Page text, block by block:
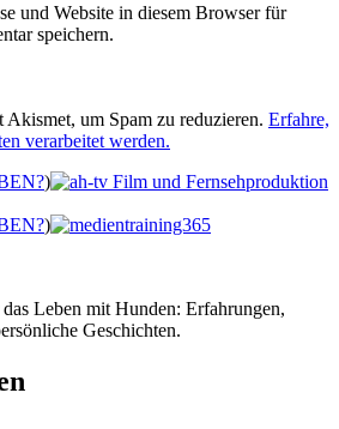
und Website in diesem Browser für
speichern.
Akismet, um Spam zu reduzieren. Erfahre,
verarbeitet werden.
)
)
Leben mit Hunden: Erfahrungen,
Geschichten.